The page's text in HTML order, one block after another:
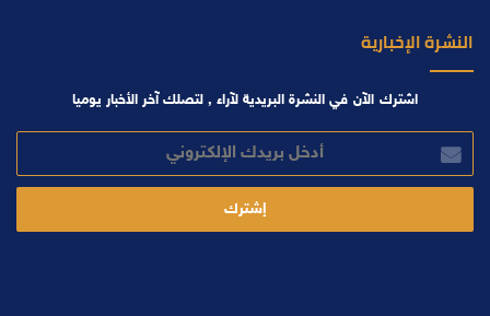
النشرة الإخبارية
اشترك الآن في النشرة البريدية لآراء , لتصلك آخر الأخبار يوميا
بريدك
الإلكتروني